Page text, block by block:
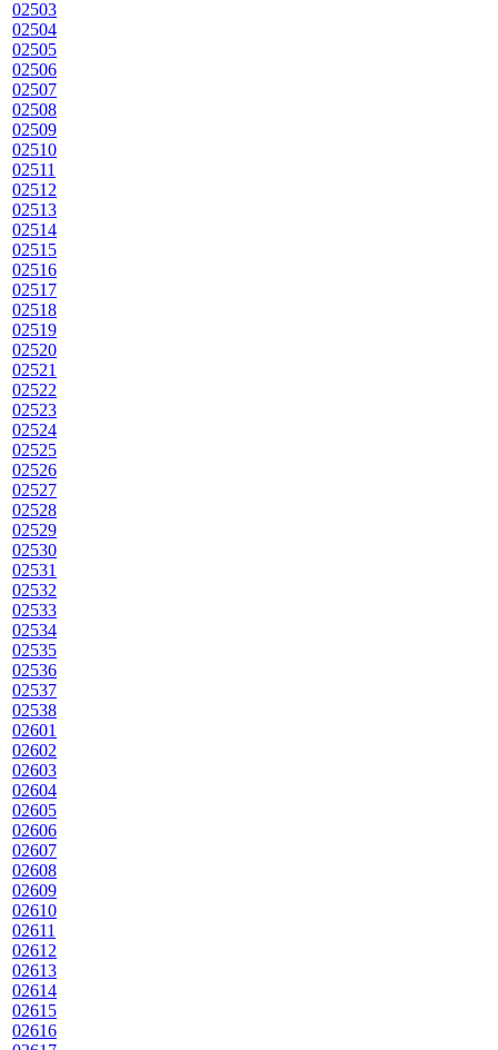
02503
02504
02505
02506
02507
02508
02509
02510
02511
02512
02513
02514
02515
02516
02517
02518
02519
02520
02521
02522
02523
02524
02525
02526
02527
02528
02529
02530
02531
02532
02533
02534
02535
02536
02537
02538
02601
02602
02603
02604
02605
02606
02607
02608
02609
02610
02611
02612
02613
02614
02615
02616